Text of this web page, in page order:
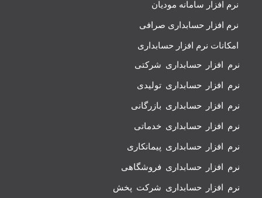
نرم افزار سامانه مودیان
نرم افزار حسابداری صرافی
امکانات نرم افزار حسابداری
نرم افزار حسابداری شرکتی
نرم افزار حسابداری تولیدی
نرم افزار حسابداری بازرگانی
نرم افزار حسابداری خدماتی
نرم افزار حسابداری پیمانکاری
نرم افزار حسابداری فروشگاهی
نرم افزار حسابداری شرکت پخش